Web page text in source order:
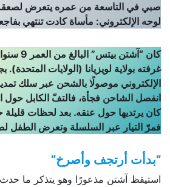
صبي في التاسعة من عمره يتعرض
لوحه الإلكتروني: مأساة كادت تنتهي
كان “آشتن
غرفته بولاية لويزيانا (الولايات المتحدة).
الإلكتروني موصولًا بالشحن عبر سلك
انفصل الشاحن فجأة، فالتفّ الكابل حول
كان يرتديها حول عنقه. بعد لحظات
فمرّ التيار عبر السلسلة وتعرض الطفل
“بدأت أرتجف وأصرخ”
استيقظ آشتن مذعورًا وهو يتذكر ما